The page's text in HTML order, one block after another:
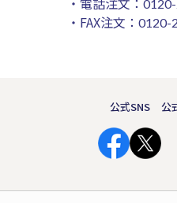
・FAX注文： 0120-
公式SNS 公